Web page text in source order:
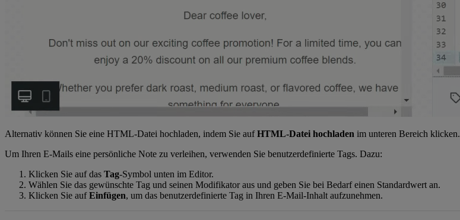
Alternativ können Sie eine HTML-Datei hochladen, indem Sie aufHTML-Datei hochladen im unteren Bereich klicken.
Um Ihren E-Mails eine persönliche Note zu verleihen, verwenden Sie benutzerdefinierte Tags. Dazu:
Klicken Sie auf das Tag-Symbol unten im Editor.
Wählen Sie das gewünschte Tag und seinen Modifikator aus und geben Sie bei Bedarf einen Standardwert an.
Klicken Sie aufEinfügen, um das benutzerdefinierte Tag in Ihren E-Mail-Inhalt aufzunehmen.